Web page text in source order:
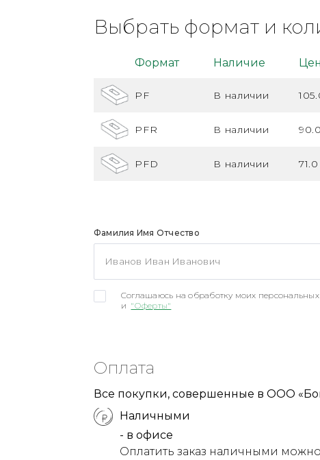
Выбрать формат и
Формат Наличие
PF В наличии
PFR В наличии 90.0
PFD В наличии 71.0
Фамилия Имя Отчество
Соглашаюсь на обработку моих
и "Оферты"
Оплата
Все покупки, совершенные в ООО
Наличными
- в офисе
Оплатить заказ наличными